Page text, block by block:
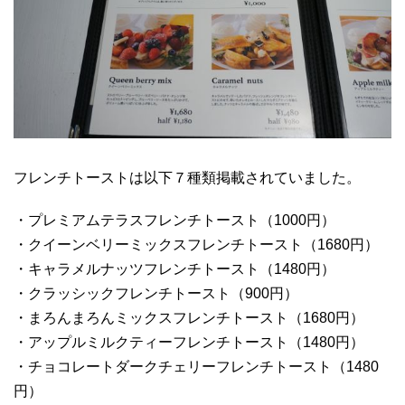
フレンチトーストは以下７種類掲載されていました。
・プレミアムテラスフレンチトースト（1000円）
・クイーンベリーミックスフレンチトースト（1680円）
・キャラメルナッツフレンチトースト（1480円）
・クラッシックフレンチトースト（900円）
・まろんまろんミックスフレンチトースト（1680円）
・アップルミルクティーフレンチトースト（1480円）
・チョコレートダークチェリーフレンチトースト（1480
円）